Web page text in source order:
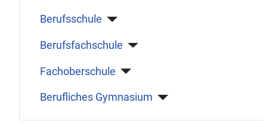
Berufsschule
Berufsfachschule
Fachoberschule
Berufliches Gymnasium